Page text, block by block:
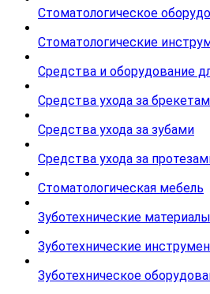
Стоматологическое
Стоматологические
Средства и оборудование
Средства ухода за
Средства ухода за зубами
Средства ухода за
Стоматологическая мебель
Зуботехнические материалы
Зуботехнические
Зуботехническое